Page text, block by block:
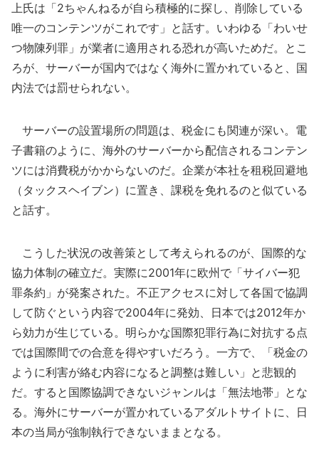
上氏は「2ちゃんねるが自ら積極的に探し、削除している
唯一のコンテンツがこれです」と話す。いわゆる「わいせ
つ物陳列罪」が業者に適用される恐れが高いためだ。とこ
ろが、サーバーが国内ではなく海外に置かれていると、国
内法では罰せられない。
サーバーの設置場所の問題は、税金にも関連が深い。電
子書籍のように、海外のサーバーから配信されるコンテン
ツには消費税がかからないのだ。企業が本社を租税回避地
（タックスヘイブン）に置き、課税を免れるのと似ている
と話す。
こうした状況の改善策として考えられるのが、国際的な
協力体制の確立だ。実際に2001年に欧州で「サイバー犯
罪条約」が発案された。不正アクセスに対して各国で協調
して防ぐという内容で2004年に発効、日本では2012年か
ら効力が生じている。明らかな国際犯罪行為に対抗する点
では国際間での合意を得やすいだろう。一方で、「税金の
ように利害が絡む内容になると調整は難しい」と悲観的
だ。すると国際協調できないジャンルは「無法地帯」とな
る。海外にサーバーが置かれているアダルトサイトに、日
本の当局が強制執行できないままとなる。